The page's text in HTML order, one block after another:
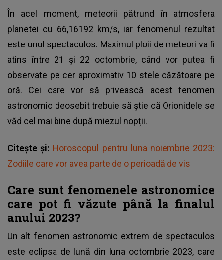
În acel moment, meteorii pătrund în atmosfera
planetei cu 66,16192 km/s, iar fenomenul rezultat
este unul spectaculos. Maximul ploii de meteori va fi
atins între 21 și 22 octombrie, când vor putea fi
observate pe cer aproximativ 10 stele căzătoare pe
oră. Cei care vor să privească acest fenomen
astronomic deosebit trebuie să știe că Orionidele se
văd cel mai bine după miezul nopții.
Citește și: Horoscopul pentru luna noiembrie 2023:
Zodiile care vor avea parte de o perioadă de vis
Care sunt fenomenele astronomice
care pot fi văzute până la finalul
anului 2023?
Un alt fenomen astronomic extrem de spectaculos
este eclipsa de lună din luna octombrie 2023, care